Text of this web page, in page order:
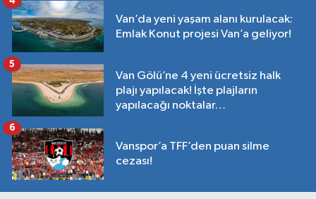
Van’da yeni yaşam alanı kurulacak:
Emlak Konut projesi Van’a geliyor!
Van Gölü’ne 4 yeni ücretsiz halk
plajı yapılacak! İşte plajların
yapılacağı noktalar…
5
Vanspor’a TFF’den puan silme
cezası!
6